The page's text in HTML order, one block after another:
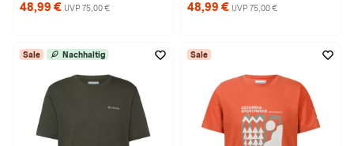
48,99 € UVP 75,00 € 48,99 € UVP 75,00 €
Sale Nachhaltig Sale